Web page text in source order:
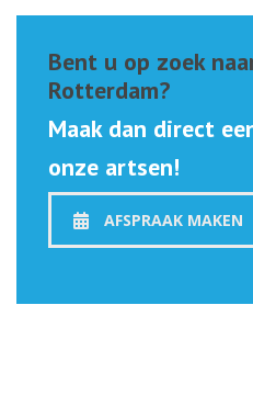
Bent u op zoek
Rotterdam?
Maak dan direct
onze artsen!
AFSPRAAK MAKEN